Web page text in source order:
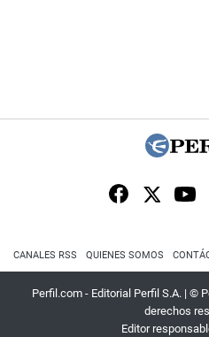
CANALES RSS QUIENES SOMOS
Perfil.com - Editorial Perfil S.A. | ©
derechos
Editor